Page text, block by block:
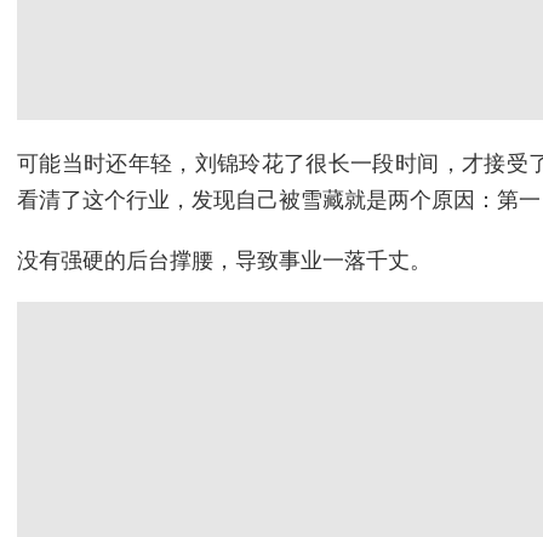
可能当时还年轻，刘锦玲花了很长一段时间，才接受
看清了这个行业，发现自己被雪藏就是两个原因：第
没有强硬的后台撑腰，导致事业一落千丈。